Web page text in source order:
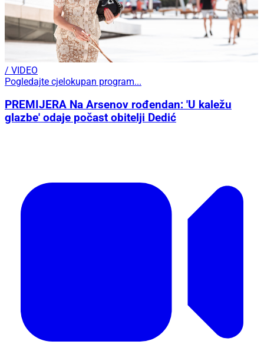
/ VIDEO
Pogledajte cjelokupan program...
PREMIJERA Na Arsenov rođendan: 'U kaležu
glazbe' odaje počast obitelji Dedić